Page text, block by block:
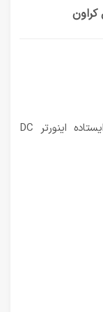
ویژگی ها، مشخصات و تصاویر اسپلیت ایستاده اینورتر DC